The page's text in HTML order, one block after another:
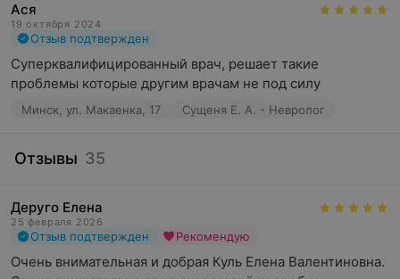
Ася
19 октября 2024
Отзыв подтвержден
Суперквалифицированный врач, решает такие
проблемы которые другим врачам не под силу
Минск, ул. Макаенка, 17 Сущеня Е. А. - Невролог
Отзывы 35
Деруго Елена
25 февраля 2026
Отзыв подтвержден Рекомендую
Очень внимательная и добрая Куль Елена Валентиновна.